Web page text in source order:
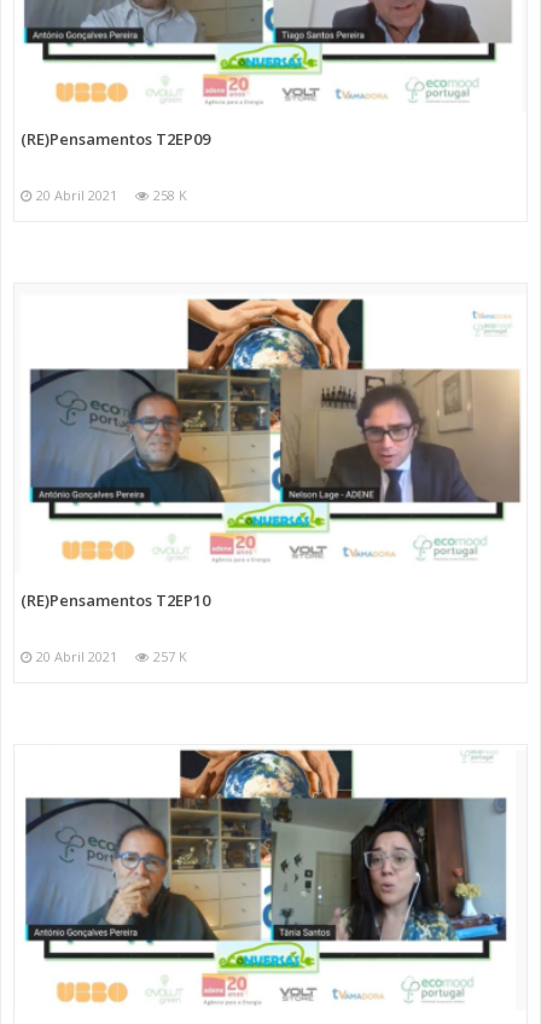
(RE)Pensamentos T2EP09
20 Abril 2021 258 K
(RE)Pensamentos T2EP10
20 Abril 2021 257 K